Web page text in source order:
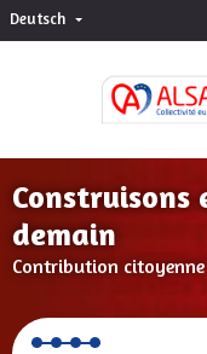
Deutsch Choisir la langue
Construisons
demain
Contribution citoyenne